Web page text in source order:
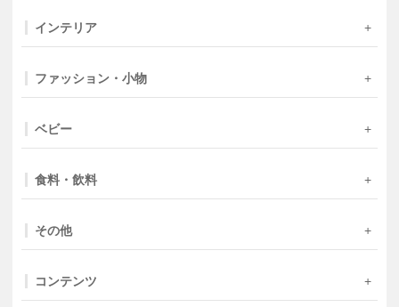
インテリア
ファッション・小物
ベビー
食料・飲料
その他
コンテンツ